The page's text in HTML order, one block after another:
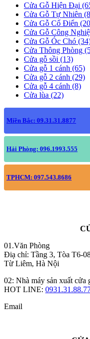
Cửa Gỗ Hiện Đại
Cửa Gỗ Tự Nhiên
Cửa Gỗ Cổ Điển
Cửa Gỗ Công
Cửa Gỗ Óc Chó
Cửa Thông Phòng
Cửa gỗ sồi (13)
Cửa gỗ 1 cánh (65)
Cửa gỗ 2 cánh (29)
Cửa gỗ 4 cánh (8)
Cửa lùa (22)
Miền Bắc: 09.31.31.8877
Hải Phòng: 096.1993.555
TPHCM: 097.543.8686
01.Văn Phòng
Điạ chỉ: Tầng 3, Tòa T6-
Từ Liêm, Hà Nội
02: Nhà máy sản xuất
HOT LINE:
Email